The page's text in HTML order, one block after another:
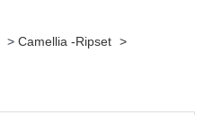
> Camellia -ripset >